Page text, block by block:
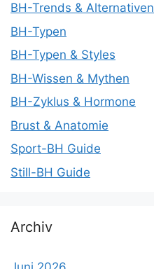
BH-Trends & Alternativen
BH-Typen
BH-Typen & Styles
BH-Wissen & Mythen
BH-Zyklus & Hormone
Brust & Anatomie
Sport-BH Guide
Still-BH Guide
Archiv